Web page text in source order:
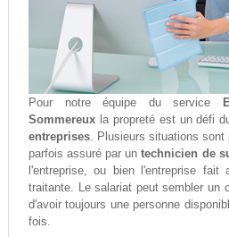
Pour notre équipe du service
Sommereuxla propreté est un défi
entreprises. Plusieurs situations
parfois assuré par untechnicien de
l'entreprise, ou bien l'entreprise
traitante. Le salariat peut sembler un
d'avoir toujours une personne
fois.